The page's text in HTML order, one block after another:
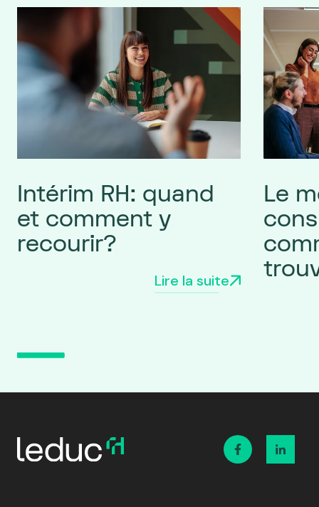
Intérim RH: quand
et comment y
recourir?
Lire la suite
Le